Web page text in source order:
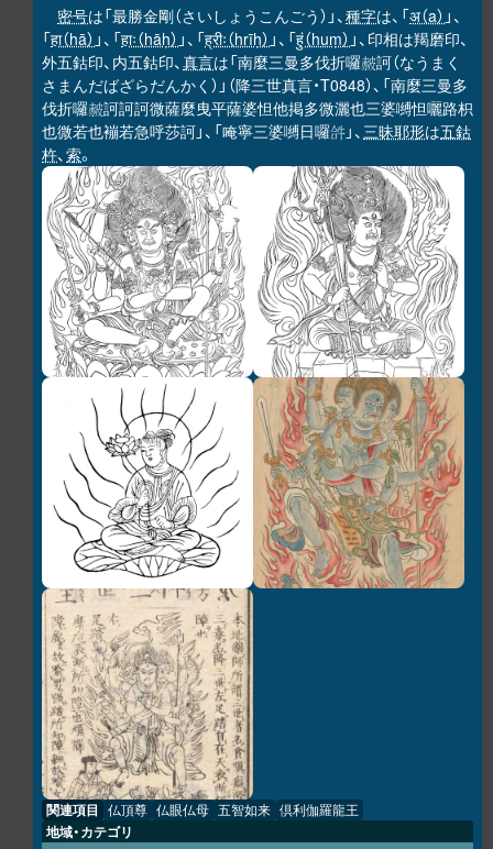
密号は「最勝金剛（さいしょうこんごう）」、種字は、「अ（a） 」、
「हा（hā） 」、「हाः（hāḥ） 」、「ह्रीः（hrīḥ） 」、「हुं（huṃ） 」、印相は羯磨印、
外五鈷印、内五鈷印、真言は「南麼三曼多伐折囉𧹞訶（なうまく
さまんだばざらだんかく）」（降三世真言・T0848）、「南麼三曼多
伐折囉𧹞訶訶訶微薩麼曳平薩婆怛他掲多微灑也三婆嚩怛囇路枳
也微若也䙖若急呼莎訶」、「唵寧三婆嚩日囉𤙖 」、三昧耶形は五鈷
杵、索。
関連項目 仏頂尊 仏眼仏母 五智如来 倶利伽羅龍王
地域・カテゴリ